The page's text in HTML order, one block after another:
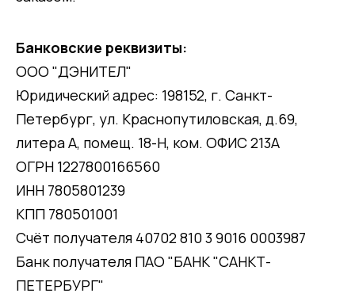
Банковские реквизиты:
ООО "ДЭНИТЕЛ"
Юридический адрес: 198152, г. Санкт-
Петербург, ул. Краснопутиловская, д.69,
литера А, помещ. 18-Н, ком. ОФИС 213А
ОГРН 1227800166560
ИНН 7805801239
КПП 780501001
Счёт получателя 40702 810 3 9016 0003987
Банк получателя ПАО "БАНК "САНКТ-
ПЕТЕРБУРГ"